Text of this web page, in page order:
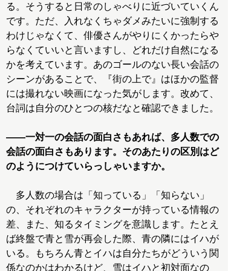
る。そうすると日常のしゃべりに近づいていくん
です。ただ、入れなくちゃダメみたいに強制する
わけじゃなくて、俳優さんがやりにくかったらや
らなくていいと言いますし、どれだけ自然になる
かを考えています。あのゴールのない長い会話の
シーンがあることで、『街の上で』はほかの監督
には撮れない映画になった気がします。改めて、
台詞は自分のひとつの核だなと確認できました。
――一対一の会話の面白さもあれば、多人数での
会話の面白さもあります。そのあたりの区別はど
のようにつけていらっしゃいますか。
多人数の場合は「知っている」「知らない」
の、それぞれのキャラクターが持っている情報の
差、また、知るタイミングを意識します。たとえ
ば終盤で青と雪が再会した際、青の隣にはイハが
いる。もちろん青とイハは自分たちがどういう関
係なのかはわかるけど、雪はイハと初対面なの